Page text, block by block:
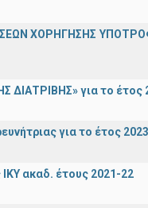
ΧΟΡΗΓΗΣΗΣ
ΔΙΑΤΡΙΒΗΣ» για το έτος
για το έτος 2023
ακαδ. έτους 2021-22